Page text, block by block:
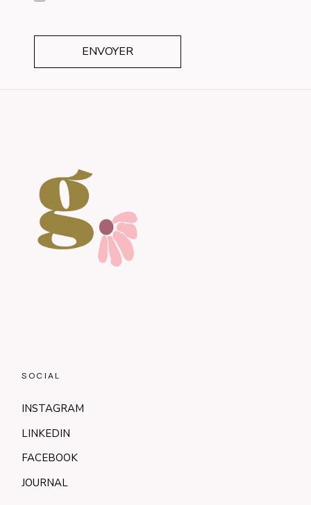
ENVOYER
SOCIAL
INSTAGRAM
LINKEDIN
FACEBOOK
JOURNAL